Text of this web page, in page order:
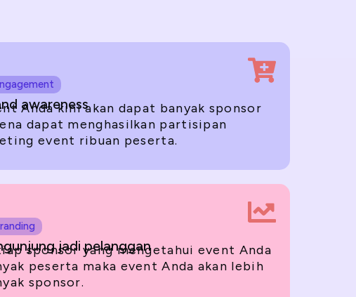
awareness
Anda kini akan dapat banyak sponsor
dapat menghasilkan partisipan
event ribuan peserta.
jadi pelanggan
sponsor yang mengetahui event Anda
peserta maka event Anda akan lebih
sponsor.